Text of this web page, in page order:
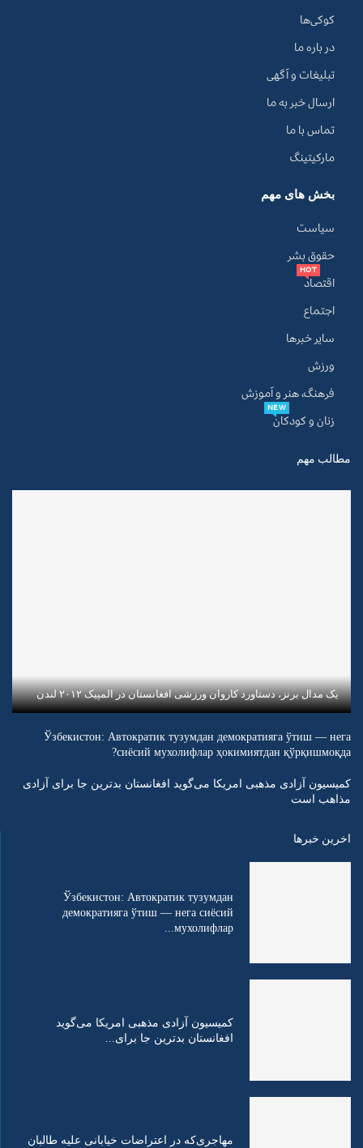
کوکی‌ها
در باره ما
تبلیغات و آگهی
ارسال خبر به ما
تماس با ما
مارکیتینگ
بخش های مهم
سیاست
حقوق بشر
اقتصاد
HOT
اجتماع
سایر خبرها
ورزش
فرهنگ، هنر و آموزش
زنان و کودکان
NEW
مطالب مهم
یک مدال برنز، دستاورد کاروان ورزشی افغانستان در المپیک ۲۰۱۲ لندن
Ўзбекистон: Автократик тузумдан демократияга ўтиш — нега
сиёсий мухолифлар ҳокимиятдан қўрқишмоқда?
کمیسیون آزادی مذهبی امریکا می‌گوید افغانستان بدترین جا برای آزادی
مذاهب است
اخرین خبرها
Ўзбекистон: Автократик тузумдан
демократияга ўтиш — нега сиёсий
мухолифлар...
کمیسیون آزادی مذهبی امریکا می‌گوید
افغانستان بدترین جا برای...
مهاجری‌که در اعتراضات خیابانی علیه طالبان